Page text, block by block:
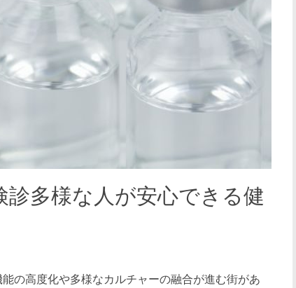
多様な人が安心できる健
の高度化や多様なカルチャーの融合が進む街があ